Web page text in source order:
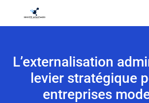
L’externalisation
levier stratégique
entreprises